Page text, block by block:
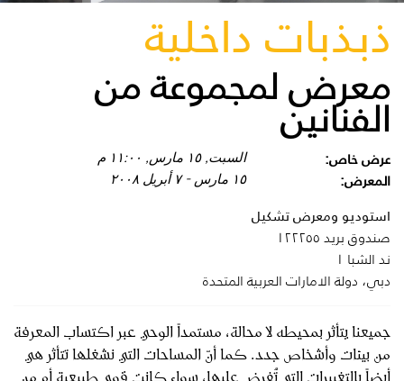
ذبذبات داخلية
معرض لمجموعة من
الفنانين
عرض خاص: السبت, ١٥ مارس, ١١:٠٠ م
المعرض: ١٥ مارس - ٧ أبريل ٢٠٠٨
استوديو ومعرض تشكيل
صندوق بريد ١٢٢٢٥٥
ند الشبا ١
دبي، دولة الامارات العربية المتحدة
جميعنا يتأثر بمحيطه لا محالة، مستمداً الوحي عبر اكتساب المعرفة
من بيئات وأشخاص جدد. كما أنّ المساحات التي نشغلها تتأثر هي
أيضاً بالتغييرات التي تُفرض عليها، سواء كانت قوى طبيعية أم من